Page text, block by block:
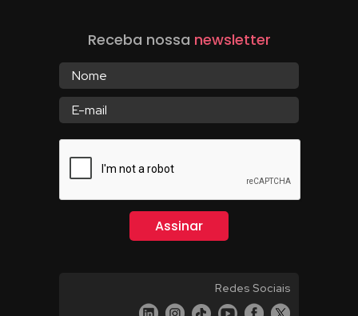
Receba nossa newsletter
Redes Sociais